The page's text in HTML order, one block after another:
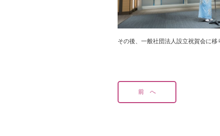
その後、一般社団法人設立祝賀会に
前 へ